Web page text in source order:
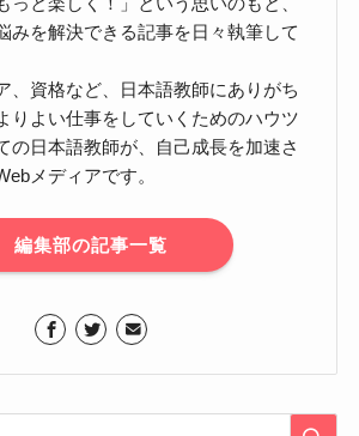
みを解決できる記事を日々執筆して
、資格など、日本語教師にありがち
りよい仕事をしていくためのハウツ
の日本語教師が、自己成長を加速さ
メディアです。
編集部の記事一覧